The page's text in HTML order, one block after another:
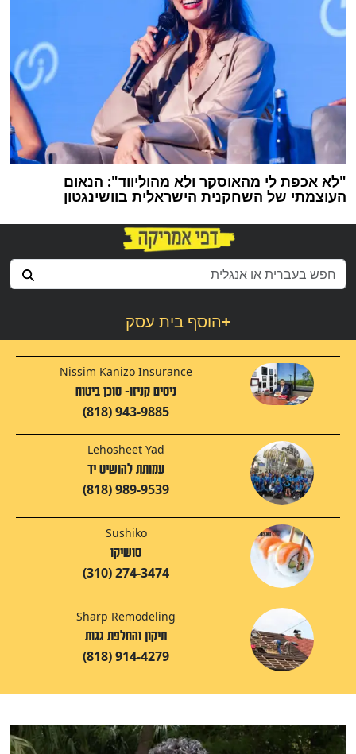
"לא אכפת לי מהאוסקר ולא מהוליווד": הנאום
העוצמתי של השחקנית הישראלית בוושינגטון
הוסף בית עסק+
Nissim Kanizo Insurance
ניסים קניזו- סוכן ביטוח
(818) 943-9885
Lehosheet Yad
עמותת להושיט יד
(818) 989-9539
Sushiko
סושיקו
(310) 274-3474
Sharp Remodeling
תיקון והחלפת גגות
(818) 914-4279